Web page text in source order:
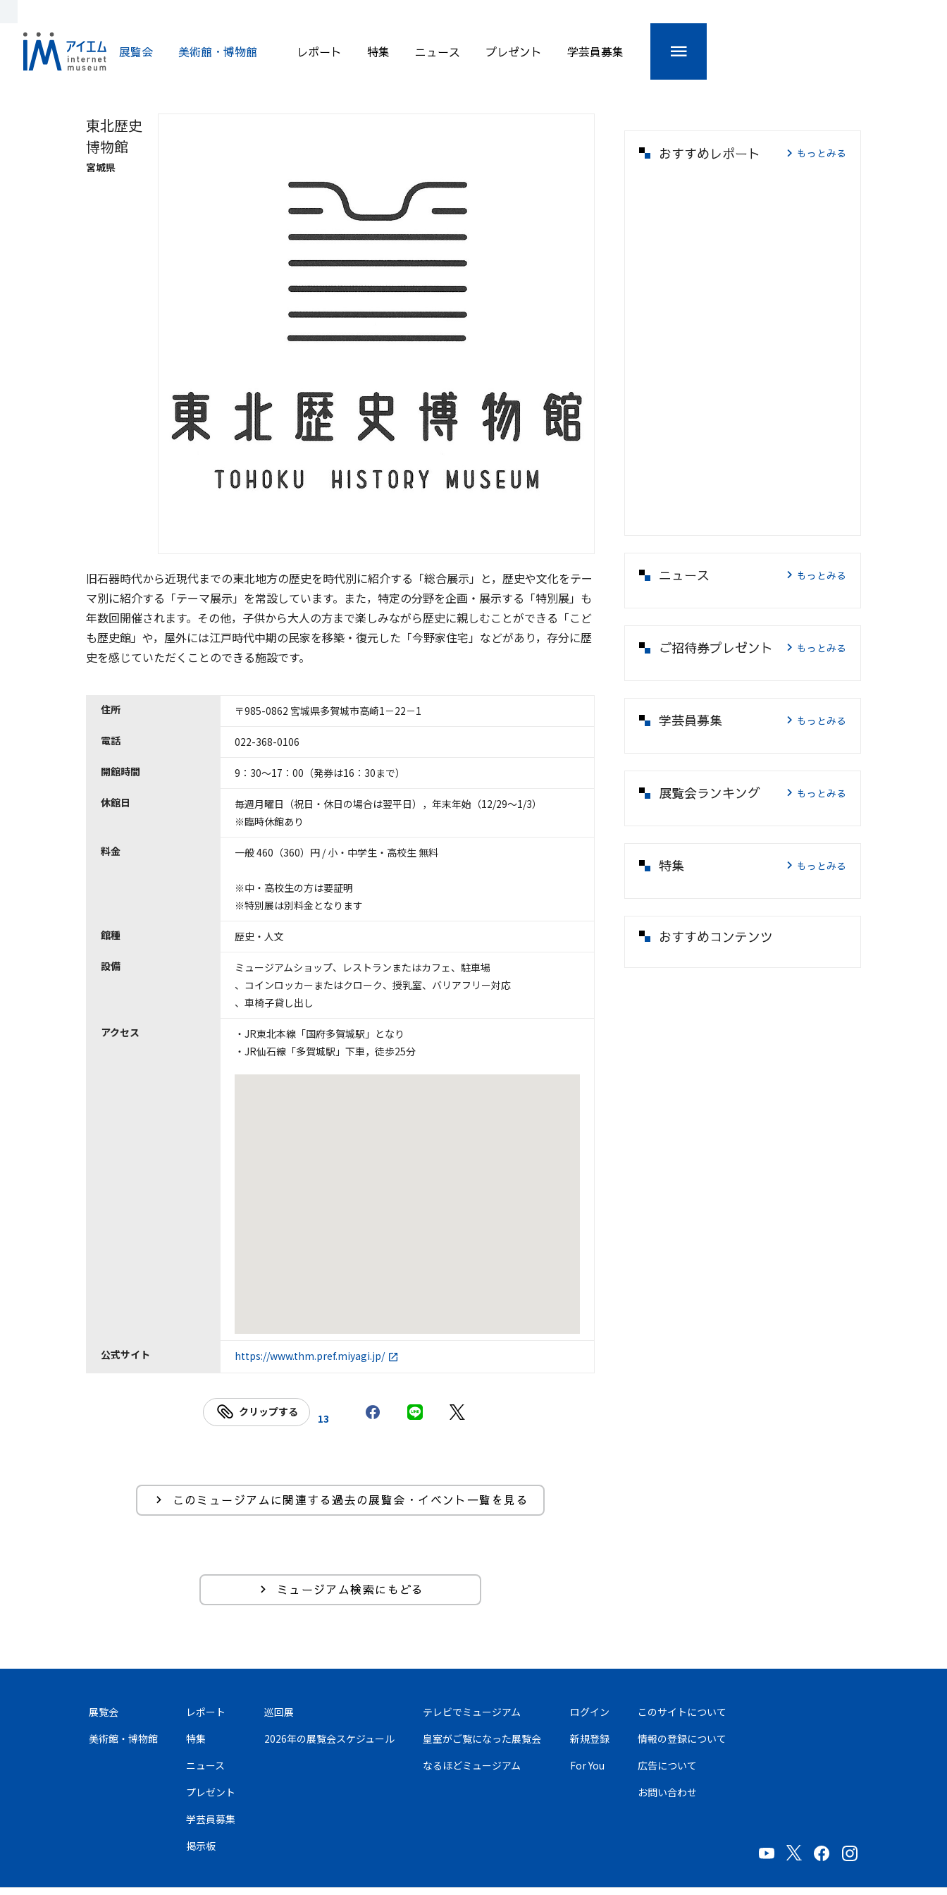
展覧会 美術館・博物館 レポート 特集 ニュース プレゼント 学芸員募集
東北歴史
博物館
宮城県
旧石器時代から近現代までの東北地方の歴史を時代別に紹介する「総合展示」と，歴史や文化をテー
マ別に紹介する「テーマ展示」を常設しています。また，特定の分野を企画・展示する「特別展」も
年数回開催されます。その他，子供から大人の方まで楽しみながら歴史に親しむことができる「こど
も歴史館」や，屋外には江戸時代中期の民家を移築・復元した「今野家住宅」などがあり，存分に歴
史を感じていただくことのできる施設です。
住所 〒985-0862 宮城県多賀城市高崎1－22－1
電話 022-368-0106
開館時間 9：30～17：00（発券は16：30まで）
休館日
毎週月曜日（祝日・休日の場合は翌平日），年末年始（12/29～1/3）
※臨時休館あり
料金 一般 460（360）円 / 小・中学生・高校生 無料
※中・高校生の方は要証明
※特別展は別料金となります
館種 歴史・人文
設備 ミュージアムショップ、 レストランまたはカフェ 、 駐車場
、 コインロッカーまたはクローク、 授乳室、 バリアフリー対応
、 車椅子貸し出し
アクセス
・JR東北本線「国府多賀城駅」となり
・JR仙石線「多賀城駅」下車，徒歩25分
公式サイト https://www.thm.pref.miyagi.jp/
クリップする 13
このミュージアムに関連する過去の展覧会・イベント一覧を見る
ミュージアム検索にもどる
おすすめレポート もっとみる
ニュース もっとみる
ご招待券プレゼント もっとみる
学芸員募集 もっとみる
展覧会ランキング もっとみる
特集 もっとみる
おすすめコンテンツ
展覧会
美術館・博物館
レポート
特集
ニュース
プレゼント
学芸員募集
掲示板
巡回展
2026年の展覧会スケジュール
テレビでミュージアム
皇室がご覧になった展覧会
なるほどミュージアム
ログイン
新規登録
For You
このサイトについて
情報の登録について
広告について
お問い合わせ